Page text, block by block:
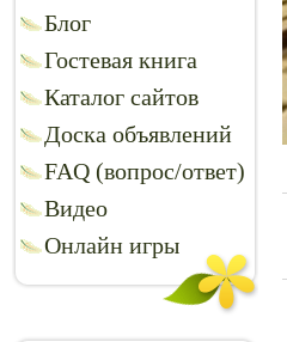
Блог
Гостевая книга
Каталог сайтов
Доска объявлений
FAQ (вопрос/ответ)
Видео
Онлайн игры